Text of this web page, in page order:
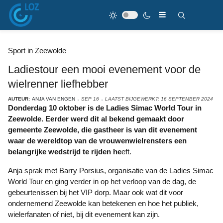
Sport in Zeewolde
Ladiestour een mooi evenement voor de
wielrenner liefhebber
AUTEUR: ANJA VAN ENGEN SEP 16 LAATST BIJGEWERKT: 16 SEPTEMBER 2024
Donderdag 10 oktober is de Ladies Simac World Tour in
Zeewolde. Eerder werd dit al bekend gemaakt door
gemeente Zeewolde, die gastheer is van dit evenement
waar de wereldtop van de vrouwenwielrensters een
belangrijke wedstrijd te rijden heeft.
Anja sprak met Barry Porsius, organisatie van de Ladies Simac
World Tour en ging verder in op het verloop van de dag, de
gebeurtenissen bij het VIP dorp. Maar ook wat dit voor
ondernemend Zeewolde kan betekenen en hoe het publiek,
wielerfanaten of niet, bij dit evenement kan zijn.